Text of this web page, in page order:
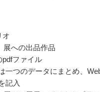
オ
展への出品作品
ファイル
一つのデータにまとめ、
記入